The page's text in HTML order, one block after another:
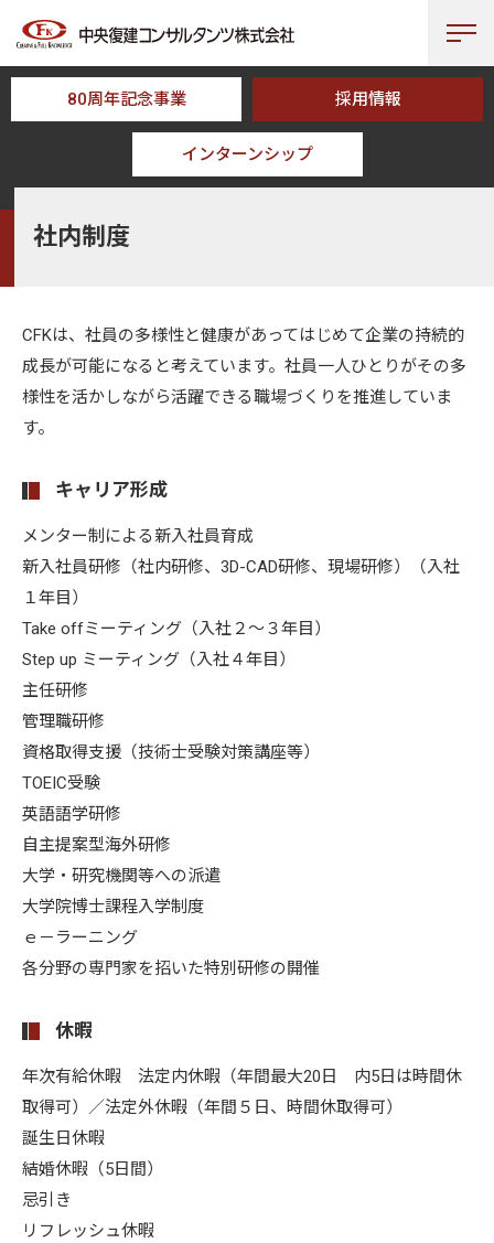
80周年記念事業 採用情報
インターンシップ
社内制度
社内制度
CFKは、社員の多様性と健康があってはじめて企業の持続的
成長が可能になると考えています。社員一人ひとりがその多
様性を活かしながら活躍できる職場づくりを推進していま
す。
キャリア形成
メンター制による新入社員育成
新入社員研修（社内研修、3D-CAD研修、現場研修）（入社
１年目）
Take offミーティング（入社２～３年目）
Step up ミーティング（入社４年目）
主任研修
管理職研修
資格取得支援（技術士受験対策講座等）
TOEIC受験
英語語学研修
自主提案型海外研修
大学・研究機関等への派遣
大学院博士課程入学制度
ｅ－ラーニング
各分野の専門家を招いた特別研修の開催
休暇
年次有給休暇 法定内休暇（年間最大20日 内5日は時間休
取得可）／法定外休暇（年間５日、時間休取得可）
誕生日休暇
結婚休暇（5日間）
忌引き
リフレッシュ休暇